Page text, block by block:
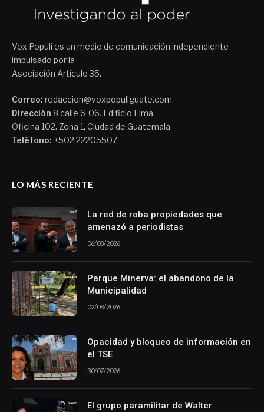
Vox Populi es un medio de comunicación independiente
impulsado por la
Asociación Artículo 35.
Correo: redaccion@voxpopuliguate.com
Dirección 8 calle 6-06. Edificio Elma,
Oficina 102. Zona 1, Ciudad de Guatemala
Teléfono: +502 22205507
LO MÁS RECIENTE
La red de roba propiedades que
amenazó a periodistas
06/08/2026
Parque Minerva: el abandono de la
Municipalidad
02/08/2026
Opacidad y bloqueo de información en
el TSE
30/07/2026
El grupo paramilitar de Walter